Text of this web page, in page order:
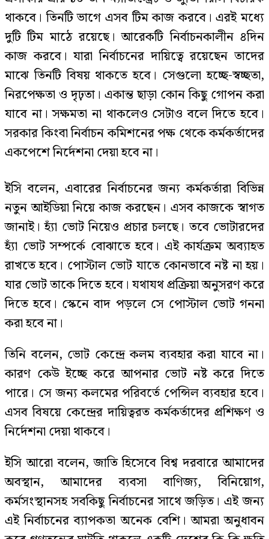
থাকবে। তিনটি ভাগে এসব টিম কাজ করবে। এরই মধ্যে
দুটি টিম মাঠে রয়েছে। আরেকটি নির্বাচনকালীন ৪দিন
কাজ করবে। যারা নির্বাচনের দায়িত্বে রয়েছেন তাদের
মাঝে তিনটি বিষয় থাকতে হবে। সেগুলো হচ্ছে-স্বচ্ছতা,
নিরপেক্ষতা ও দৃঢ়তা। একান্ত ছাড়া কোন কিছু গোপন করা
যাবে না। সক্ষমতা না থাকলেও সেটাও বলে দিতে হবে।
সরকার কিংবা নির্বাচন কমিশনের পক্ষ থেকে কর্মকর্তাদের
একপেশে নির্দেশনা দেয়া হবে না।
ইসি বলেন, এবারের নির্বাচনের জন্য কর্মকর্তারা বিভিন্ন
নতুন আইডিয়া নিয়ে কাজ করছেন। এসব কাজকে স্বাগত
জানাই। হ্যাঁ ভোট নিয়েও প্রচার চলছে। তবে ভোটারদের
হ্যাঁ ভোট সম্পর্কে বোঝাতে হবে। এই কার্যক্রম অব্যাহত
রাখতে হবে। পোস্টাল ভোট যাতে কোনভাবে নষ্ট না হয়।
যার ভোট তাকে দিতে হবে। যথাযথ প্রক্রিয়া অনুসরণ করে
দিতে হবে। স্কেনে বাদ পড়লে সে পোস্টাল ভোট গননা
করা হবে না।
তিনি বলেন, ভোট কেন্দ্রে কলম ব্যবহার করা যাবে না।
কারণ কেউ ইচ্ছে করে আপনার ভোট নষ্ট করে দিতে
পারে। সে জন্য কলমের পরিবর্তে পেন্সিল ব্যবহার হবে।
এসব বিষয়ে কেন্দ্রের দায়িত্বরত কর্মকর্তাদের প্রশিক্ষণ ও
নির্দেশনা দেয়া থাকবে।
ইসি আরো বলেন, জাতি হিসেবে বিশ্ব দরবারে আমাদের
অবস্থান, আমাদের ব্যবসা বাণিজ্য, বিনিয়োগ,
কর্মসংস্থানসহ সবকিছু নির্বাচনের সাথে জড়িত। এই জন্য
এই নির্বাচনের ব্যাপকতা অনেক বেশি। আমরা অনুধাবন